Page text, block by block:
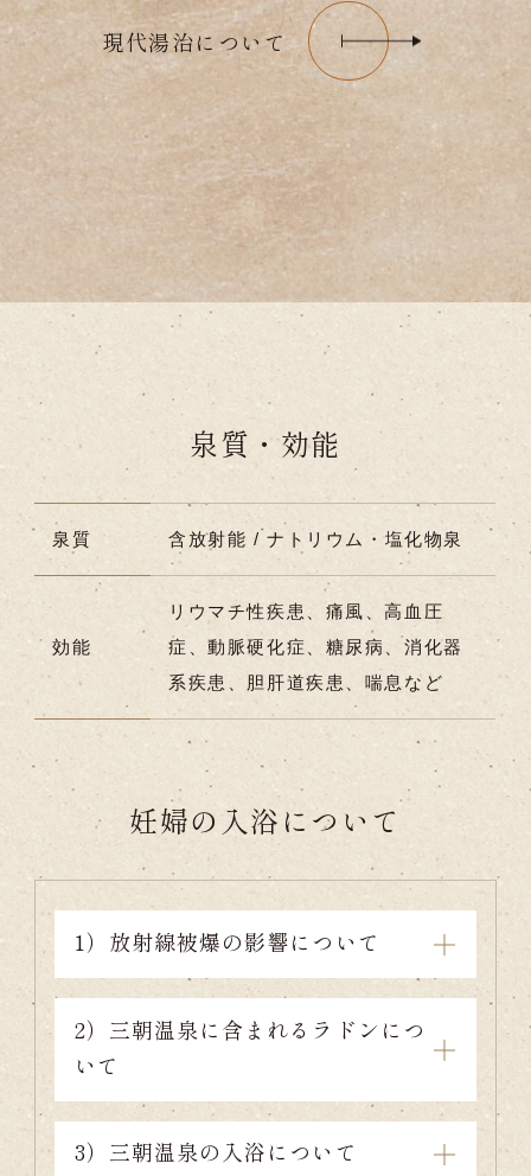
現代湯治について
泉質・効能
泉質 含放射能 / ナトリウム・塩化物泉
効能
リウマチ性疾患、痛風、高血圧
症、動脈硬化症、糖尿病、消化器
系疾患、胆肝道疾患、喘息など
妊婦の入浴について
1）放射線被爆の影響について
2）三朝温泉に含まれるラドンにつ
いて
3）三朝温泉の入浴について